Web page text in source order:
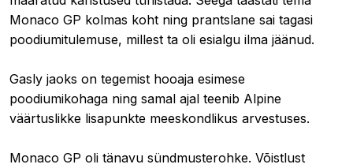
Monaco GP kolmas koht ning prantslane sai tagasi
poodiumitulemuse, millest ta oli esialgu ilma jäänud.
Gasly jaoks on tegemist hooaja esimese
poodiumikohaga ning samal ajal teenib Alpine
väärtuslikke lisapunkte meeskondlikus arvestuses.
Monaco GP oli tänavu sündmusterohke. Võistlust